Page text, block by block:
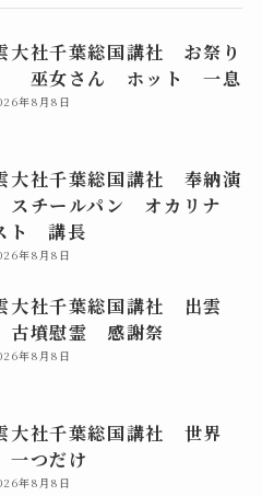
大社千葉総国講社 お祭り
女さん ホット 一息
年8月8日
大社千葉総国講社 奉納演
チールパン オカリナ
ト 講長
年8月8日
大社千葉総国講社 出雲
墳慰霊 感謝祭
年8月8日
大社千葉総国講社 世界
つだけ
年8月8日